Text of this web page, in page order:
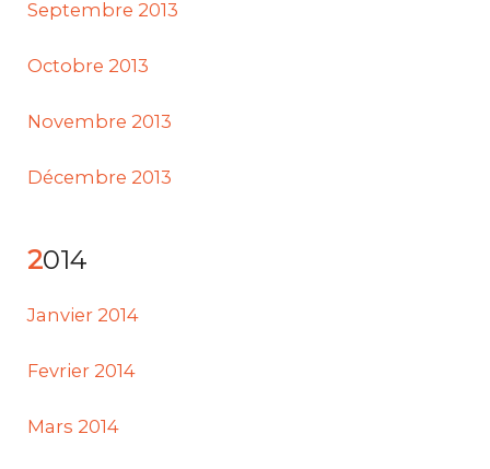
Septembre 2013
Octobre 2013
Novembre 2013
Décembre 2013
2014
Janvier 2014
Fevrier 2014
Mars 2014